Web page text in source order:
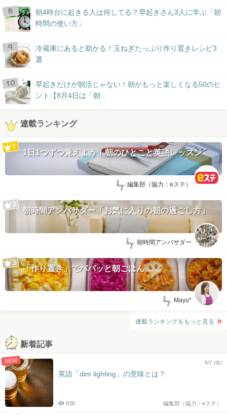
朝4時台に起きる人は何してる？早起きさん3人に学ぶ「朝
時間の使い方」
冷蔵庫にあると助かる！玉ねぎたっぷり作り置きレシピ3
選
早起きだけが朝活じゃない！朝がもっと楽しくなる50のヒ
ント【8月4日は「朝...
連載ランキング
1日1つずつ覚えよう！朝のひとこと英語レッスン
by: 編集部（協力：eステ）
朝時間アンバサダー「お気に入りの朝の過ごし方」
by: 朝時間アンバサダー
「作り置き」でパパッと朝ごはん
by: Mayu*
連載ランキングをもっと見る
新着記事
NEW 8/7 (金)
英語「dim lighting」の意味とは？
編集部（協力：eステ）
836